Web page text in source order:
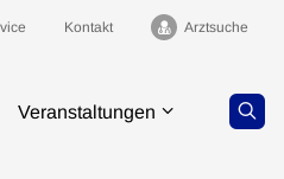
Kontakt Arztsuche
Veranstaltungen